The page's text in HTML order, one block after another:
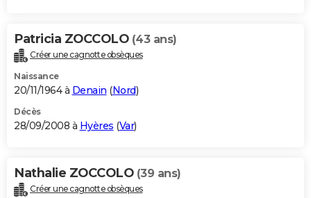
Patricia ZOCCOLO (43 ans)
Créer une cagnotte obsèques
Naissance
20/11/1964 à Denain (Nord)
Décès
28/09/2008 à Hyères (Var)
Nathalie ZOCCOLO (39 ans)
Créer une cagnotte obsèques